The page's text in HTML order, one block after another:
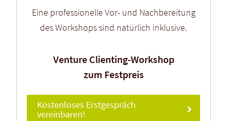
Eine professionelle Vor- und Nachbereitung
des Workshops sind natürlich inklusive.
Venture Clienting-Workshop
zum Festpreis
Kostenloses Erstgespräch
vereinbaren!